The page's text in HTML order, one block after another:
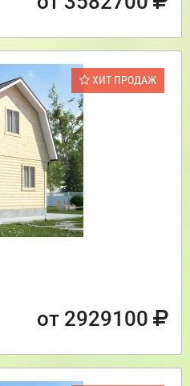
ХИТ ПРОДАЖ
от 2929100